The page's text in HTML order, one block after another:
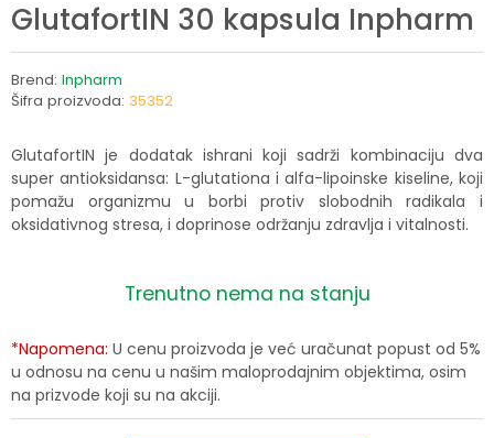
GlutafortIN 30 kapsula Inpharm
Brend: Inpharm
Šifra proizvoda: 35352
GlutafortIN je dodatak ishrani koji sadrži kombinaciju dva
super antioksidansa: L-glutationa i alfa-lipoinske kiseline, koji
pomažu organizmu u borbi protiv slobodnih radikala i
oksidativnog stresa, i doprinose održanju zdravlja i vitalnosti.
Trenutno nema na stanju
*Napomena: U cenu proizvoda je već uračunat popust od 5%
u odnosu na cenu u našim maloprodajnim objektima, osim
na prizvode koji su na akciji.